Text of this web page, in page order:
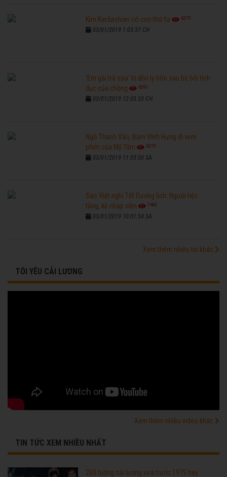
Kim Kardashian có con thứ tư 6270
03/01/2019 1:03:37 CH
'Em gái trà sữa' bị đồn ly hôn sau bê bối tình
dục của chồng
6591
03/01/2019 12:03:33 CH
Ngô Thanh Vân, Đàm Vĩnh Hưng đi xem
phim của Mỹ Tâm
6270
03/01/2019 11:03:00 SA
Sao Việt nghỉ Tết Dương lịch: Người tiệc
tùng, kẻ nhập viện
7682
03/01/2019 10:01:54 SA
Xem thêm nhiều tin khác
TÔI YÊU CẢI LƯƠNG
Xem thêm nhiều video khác
TIN TỨC XEM NHIỀU NHẤT
260 tuồng cải lương xưa trước 1975 hay